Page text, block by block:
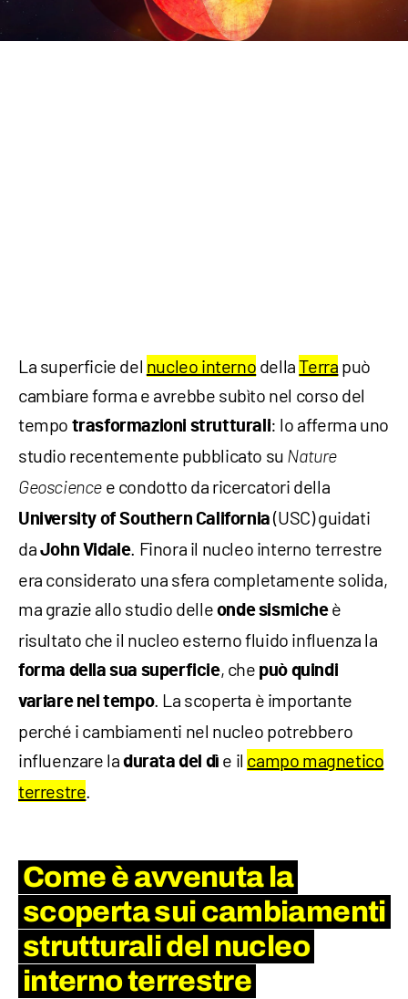
La superficie del nucleo interno dellaTerra può
cambiare forma e avrebbe subìto nel corso del
tempo trasformazioni strutturali: lo afferma uno
studio recentemente pubblicato su Nature
Geoscience e condotto da ricercatori della
University of Southern California (USC) guidati
da John Vidale. Finora il nucleo interno terrestre
era considerato una sfera completamente solida,
ma grazie allo studio delle onde sismicheè
risultato che il nucleo esterno fluido influenza la
forma della sua superficie, che può quindi
variare nel tempo. La scoperta è importante
perché i cambiamenti nel nucleo potrebbero
influenzare la durata del dì e il campo magnetico
terrestre.
Come è avvenuta la
scoperta sui cambiamenti
strutturali del nucleo
interno terrestre